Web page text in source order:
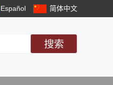
Español 简体中文
搜索